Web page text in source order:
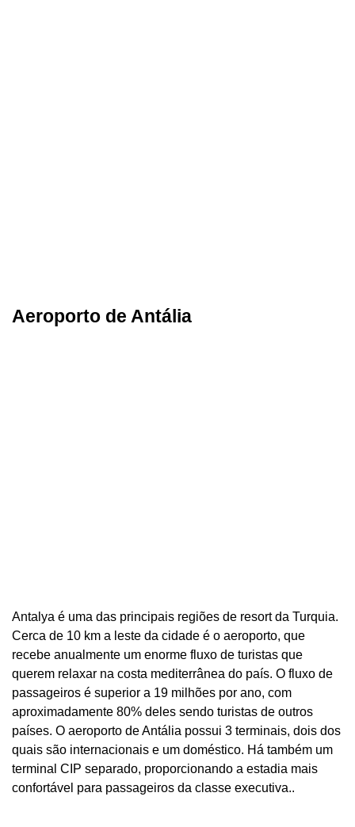
Aeroporto de Antália
Antalya é uma das principais regiões de resort da Turquia.
Cerca de 10 km a leste da cidade é o aeroporto, que
recebe anualmente um enorme fluxo de turistas que
querem relaxar na costa mediterrânea do país. O fluxo de
passageiros é superior a 19 milhões por ano, com
aproximadamente 80% deles sendo turistas de outros
países. O aeroporto de Antália possui 3 terminais, dois dos
quais são internacionais e um doméstico. Há também um
terminal CIP separado, proporcionando a estadia mais
confortável para passageiros da classe executiva..